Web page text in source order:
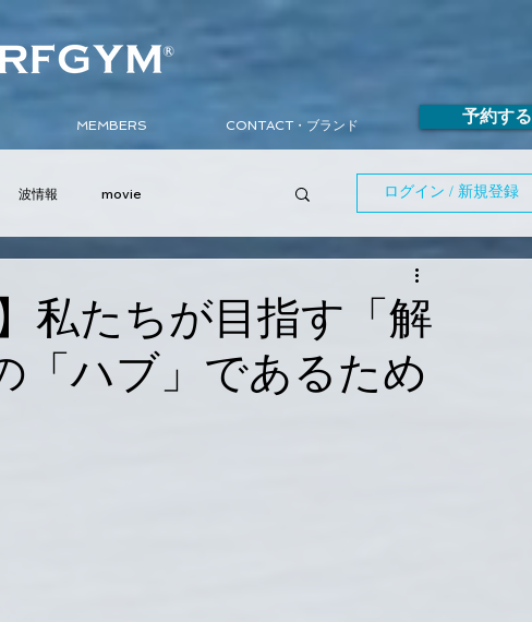
MEMBERS CONTACT・ブランド 予約する
波情報 movie ログイン / 新規登録
】私たちが目指す「解
「ハブ」であるため